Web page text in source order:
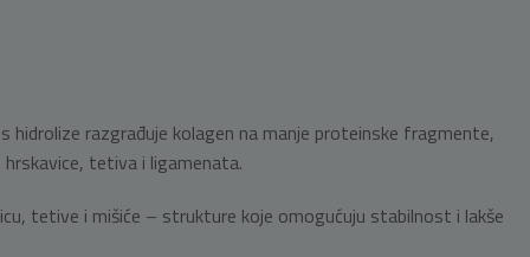
razgrađuje kolagen na manje proteinske fragmente,
tetiva i ligamenata.
tetive i mišiće – strukture koje omogućuju stabilnost i lakše